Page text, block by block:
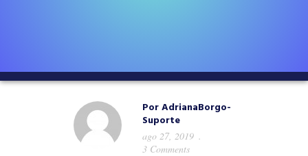
PorAdrianaBorgo-
Suporte
ago 27, 2019
3 Comments